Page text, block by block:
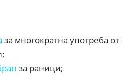
за многократна употреба
за раници;